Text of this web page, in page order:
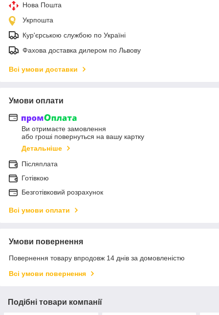
Нова Пошта
Укрпошта
Кур'єрською службою по Україні
Фахова доставка дилером по Львову
Всі умови доставки
Умови оплати
Ви отримаєте замовлення
або гроші повернуться на вашу картку
Детальніше
Післяплата
Готівкою
Безготівковий розрахунок
Всі умови оплати
Умови повернення
Повернення товару впродовж 14 днів за домовленістю
Всі умови повернення
Подібні товари компанії